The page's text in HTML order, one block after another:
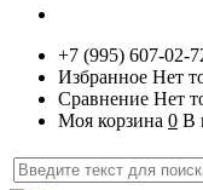
+7 (995) 607-02-
Избранное Нет
Сравнение Нет
Моя корзина 0 В